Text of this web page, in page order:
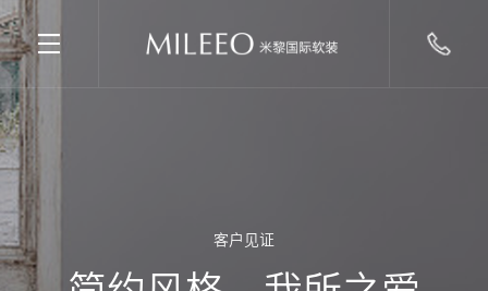
客户见证